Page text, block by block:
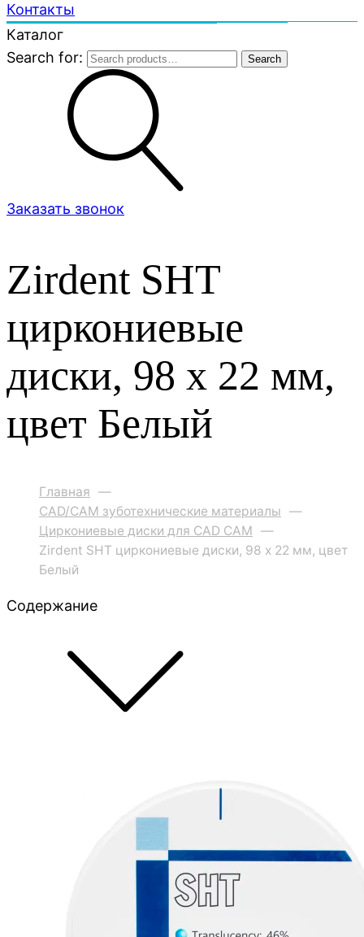
Контакты
Каталог
Search for:
Search
Заказать звонок
Zirdent SHT
циркониевые
диски, 98 х 22 мм,
цвет Белый
Главная —
CAD/CAM зуботехнические материалы —
Циркониевые диски для CAD CAM —
Zirdent SHT циркониевые диски, 98 х 22 мм, цвет
Белый
Содержание